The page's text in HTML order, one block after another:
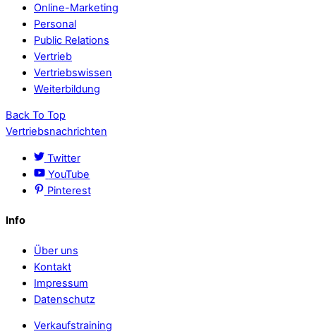
Online-Marketing
Personal
Public Relations
Vertrieb
Vertriebswissen
Weiterbildung
Back To Top
Vertriebsnachrichten
Twitter
YouTube
Pinterest
Info
Über uns
Kontakt
Impressum
Datenschutz
Verkaufstraining